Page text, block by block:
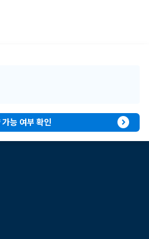
가능 여부 확인 expand_circle_right